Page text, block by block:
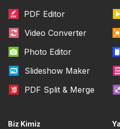
PDF Editor
Video Converter
Photo Editor
Slideshow Maker
PDF Split & Merge
Biz Kimiz